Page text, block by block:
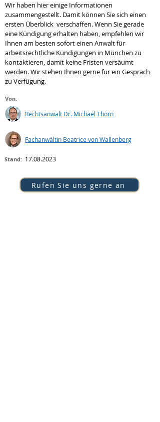
Wir haben hier einige Informationen
zusammengestellt. Damit können Sie sich einen
ersten Überblick verschaffen. Wenn Sie gerade
eine Kündigung erhalten haben, empfehlen wir
Ihnen am besten sofort einen Anwalt für
arbeitsrechtliche Kündigungen in München zu
kontaktieren, damit keine Fristen versäumt
werden. Wir stehen Ihnen gerne für ein Gespräch
zu Verfügung.
Von:
Rechtsanwalt Dr. Michael Thorn
Fachanwältin Beatrice von Wallenberg
Stand: 17.08.2023
Rufen Sie uns gerne an